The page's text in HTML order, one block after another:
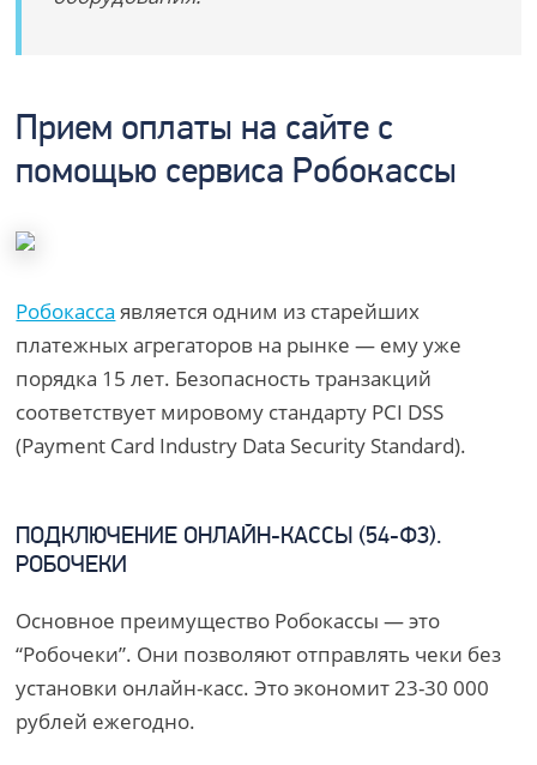
Прием оплаты на сайте с
помощью сервиса Робокассы
Робокасса является одним из старейших
платежных агрегаторов на рынке — ему уже
порядка 15 лет. Безопасность транзакций
соответствует мировому стандарту PCI DSS
(Payment Card Industry Data Security Standard).
ПОДКЛЮЧЕНИЕ ОНЛАЙН-КАССЫ (54-ФЗ).
РОБОЧЕКИ
Основное преимущество Робокассы — это
“Робочеки”. Они позволяют отправлять чеки без
установки онлайн-касс. Это экономит 23-30 000
рублей ежегодно.